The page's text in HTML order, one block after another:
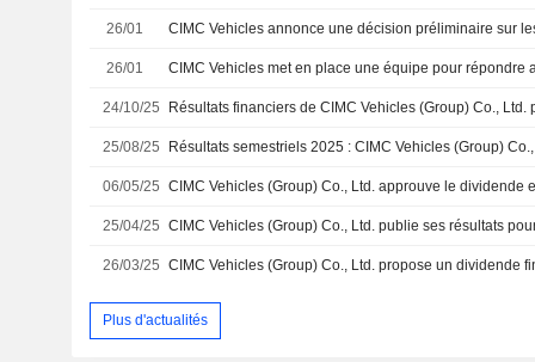
26/01
26/01
24/10/25
25/08/25
06/05/25
25/04/25
26/03/25 CIMC Vehicles (Group) Co., Ltd. propose un dividende
Plus d'actualités